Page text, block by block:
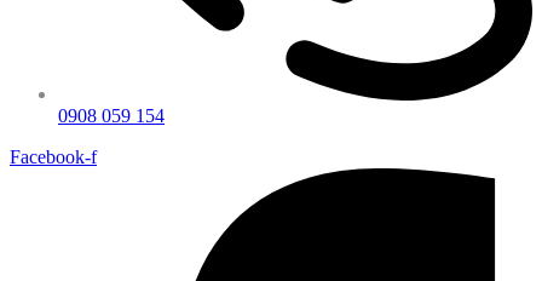
0908 059 154
Facebook-f